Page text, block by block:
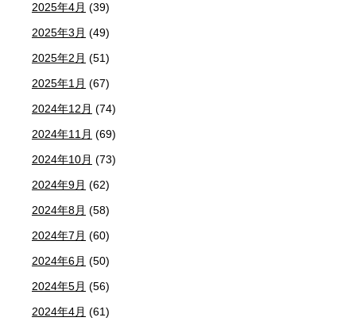
2025年4月 (39)
2025年3月 (49)
2025年2月 (51)
2025年1月 (67)
2024年12月 (74)
2024年11月 (69)
2024年10月 (73)
2024年9月 (62)
2024年8月 (58)
2024年7月 (60)
2024年6月 (50)
2024年5月 (56)
2024年4月 (61)